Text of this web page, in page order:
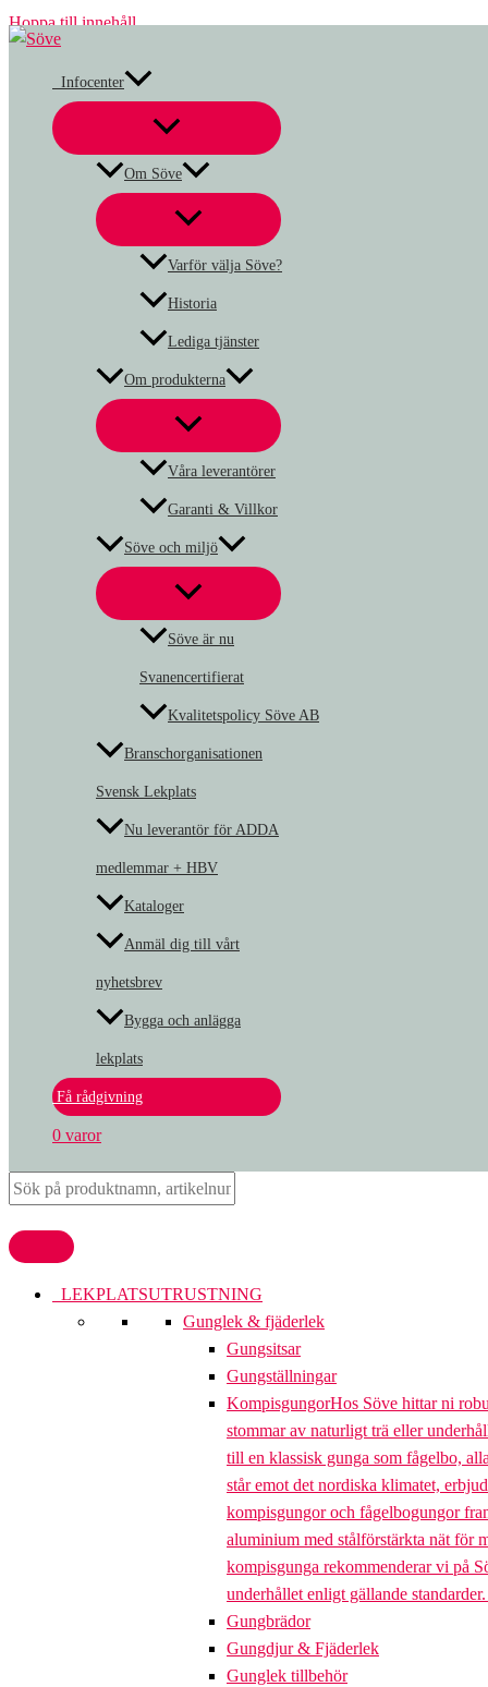
Hoppa till innehåll
Infocenter
Om Söve
Varför välja Söve?
Historia
Lediga tjänster
Om produkterna
Våra leverantörer
Garanti & Villkor
Söve och miljö
Söve är nu
Svanencertifierat
Kvalitetspolicy Söve AB
Branschorganisationen
Svensk Lekplats
Nu leverantör för ADDA
medlemmar + HBV
Kataloger
Anmäl dig till vårt
nyhetsbrev
Bygga och anlägga
lekplats
Få rådgivning
0 varor
LEKPLATSUTRUSTNING
Gunglek & fjäderlek
Gungsitsar
Gungställningar
KompisgungorHos Söve hittar ni
stommar av naturligt trä eller
till en klassisk gunga som fågelbo,
står emot det nordiska klimatet,
kompisgungor och fågelbogungor
aluminium med stålförstärkta nät för
kompisgunga rekommenderar vi på
underhållet enligt gällande
Gungbrädor
Gungdjur & Fjäderlek
Gunglek tillbehör